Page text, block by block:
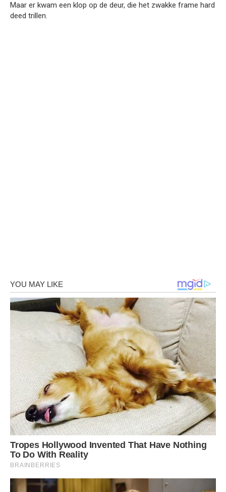
Maar er kwam een klop op de deur, die het zwakke frame hard
deed trillen.